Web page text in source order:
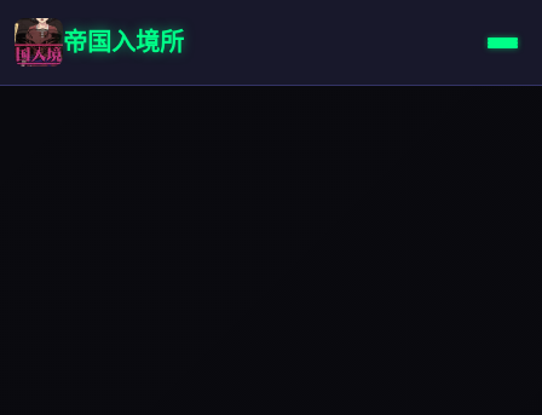
帝国入境所